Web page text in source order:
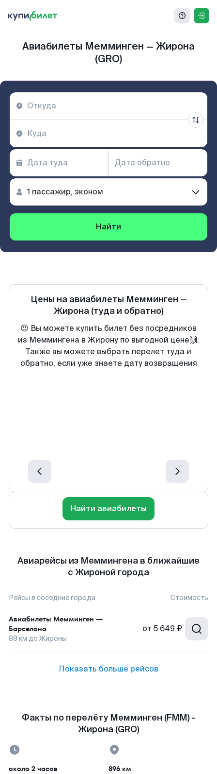
Авиабилеты Мемминген — Жирона
(GRO)
Найти
Цены на авиабилеты Мемминген —
Жирона (туда и обратно)
😍 Вы можете купить билет без посредников
из Меммингена в Жирону по выгодной цене🙌.
Также вы можете выбрать перелет туда и
обратно, если уже знаете дату возвращения
Найти авиабилеты
Авиарейсы из Меммингена в ближайшие
с Жироной города
Рейсы в соседние города Стоимость
Авиабилеты Мемминген —
Барселона
88 км до Жироны
от 5 649 ₽
Показать больше рейсов
Факты по перелёту Мемминген (FMM) -
Жирона (GRO)
около 2 часов 896 км